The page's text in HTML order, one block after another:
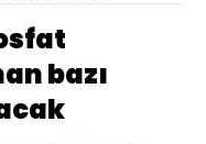
bazı